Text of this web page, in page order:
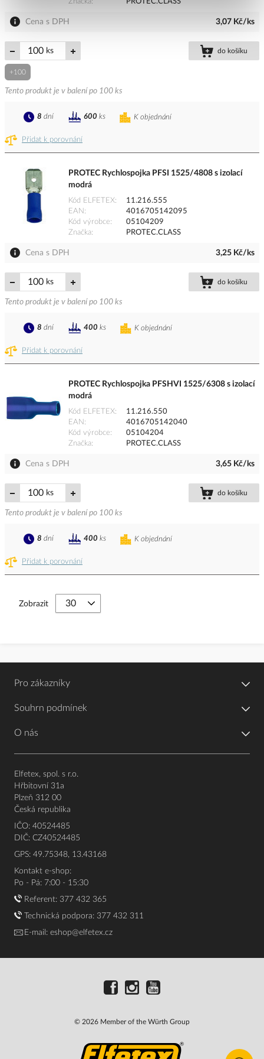
Značka
PROTEC.CLASS
Cena s DPH 3,07 Kč/ks
ks do košíku
+100
Tento produkt je v balení po 100 ks
Přidat k porovnání
K objednání
8 dní 600 ks
PROTEC Rychlospojka PFSI 1525/4808 s izolací
modrá
Kód ELFETEX
11.216.555
EAN
4016705142095
Kód výrobce
05104209
Značka
PROTEC.CLASS
Cena s DPH 3,25 Kč/ks
ks do košíku
Tento produkt je v balení po 100 ks
Přidat k porovnání
K objednání
8 dní 400 ks
PROTEC Rychlospojka PFSHVI 1525/6308 s izolací
modrá
Kód ELFETEX
11.216.550
EAN
4016705142040
Kód výrobce
05104204
Značka
PROTEC.CLASS
Cena s DPH 3,65 Kč/ks
ks do košíku
Tento produkt je v balení po 100 ks
Přidat k porovnání
K objednání
8 dní 400 ks
Zobrazit
Pro zákazníky
Souhrn podmínek
O nás
Elfetex, spol. s r.o.
Hřbitovní 31a
Plzeň 312 00
Česká republika
IČO: 40524485
DIČ: CZ40524485
GPS: 49.75348, 13.43168
Kontakt e-shop:
Po - Pá: 7:00 - 15:30
Referent: 377 432 365
Technická podpora: 377 432 311
E-mail: eshop@elfetex.cz
© 2026 Member of the Würth Group